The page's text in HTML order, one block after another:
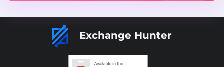
Exchange Hunter